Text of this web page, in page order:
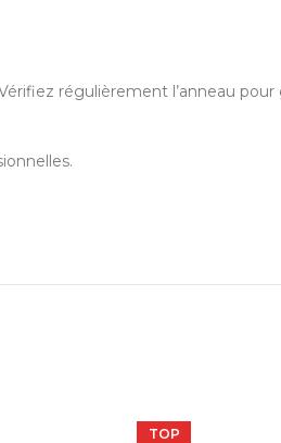
régulièrement l’anneau pour
TOP